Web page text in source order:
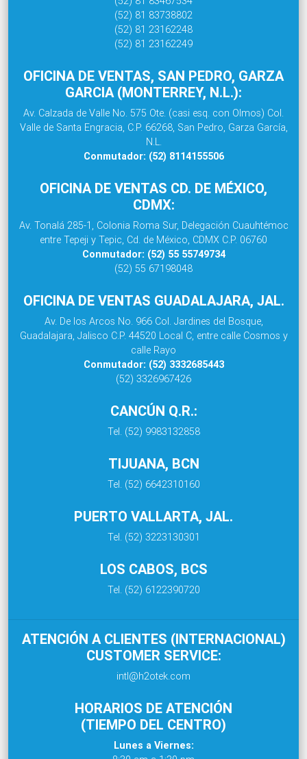
(52) 81 83738802
(52) 81 23162248
(52) 81 23162249
OFICINA DE VENTAS, SAN PEDRO, GARZA
GARCIA (MONTERREY, N.L.):
Av. Calzada de Valle No. 575 Ote. (casi esq. con Olmos) Col.
Valle de Santa Engracia, C.P. 66268, San Pedro, Garza García,
N.L.
Conmutador: (52) 8114155506
OFICINA DE VENTAS CD. DE MÉXICO,
CDMX:
Av. Tonalá 285-1, Colonia Roma Sur, Delegación Cuauhtémoc
entre Tepeji y Tepic, Cd. de México, CDMX C.P. 06760
Conmutador: (52) 55 55749734
(52) 55 67198048
OFICINA DE VENTAS GUADALAJARA, JAL.
Av. De los Arcos No. 966 Col. Jardines del Bosque,
Guadalajara, Jalisco C.P. 44520 Local C, entre calle Cosmos y
calle Rayo
Conmutador: (52) 3332685443
(52) 3326967426
CANCÚN Q.R.:
Tel. (52) 9983132858
TIJUANA, BCN
Tel. (52) 6642310160
PUERTO VALLARTA, JAL.
Tel. (52) 3223130301
LOS CABOS, BCS
Tel. (52) 6122390720
ATENCIÓN A CLIENTES (INTERNACIONAL)
CUSTOMER SERVICE:
intl@h2otek.com
HORARIOS DE ATENCIÓN
(TIEMPO DEL CENTRO)
Lunes a Viernes: